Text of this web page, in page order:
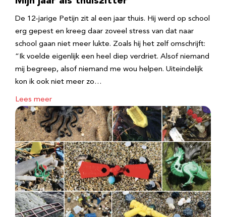
De 12-jarige Petijn zit al een jaar thuis. Hij werd op school
erg gepest en kreeg daar zoveel stress van dat naar
school gaan niet meer lukte. Zoals hij het zelf omschrijft:
“Ik voelde eigenlijk een heel diep verdriet. Alsof niemand
mij begreep, alsof niemand me wou helpen. Uiteindelijk
kon ik ook niet meer zo…
Lees meer